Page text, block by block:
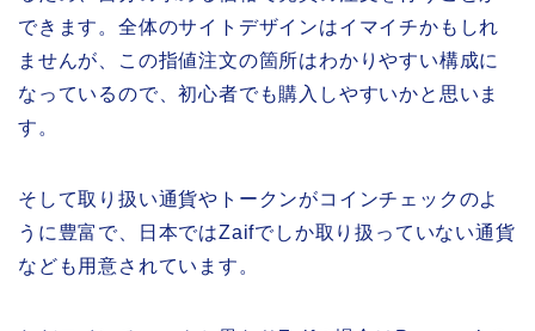
できます。全体のサイトデザインはイマイチかもしれ
ませんが、この指値注文の箇所はわかりやすい構成に
なっているので、初心者でも購入しやすいかと思いま
す。
そして取り扱い通貨やトークンがコインチェックのよ
うに豊富で、日本ではZaifでしか取り扱っていない通貨
なども用意されています。